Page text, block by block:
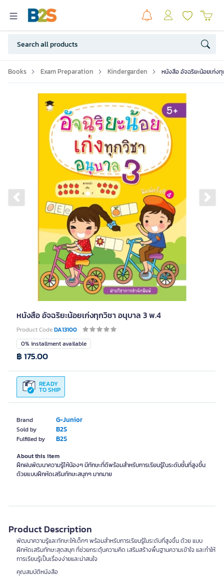
Books Exam Preparation Kindergarden หนังสือ อัจฉริยะน้อยเก่ง
Previous slide
หนังสือ อัจฉริยะน้อยเก่งทุกวิชา อนุบาล 3 พ.4
Product CodeDA13100
Brand G-Junior
Sold by B2S
Fulfilled by B2S
0% installment available
READY
TO SHIP
฿ 175.00
About this item
ฝึกฝนพัฒนาความรู้ให้น้องๆ มีทักษะที่ดีพร้อมสำหรับการเรียนรู้ในระดับชั้นที่สูงขึ้น
ด้วยแบบฝึกหัดเสริมทักษะสนุกๆ มากมาย
Product Description
พัฒนาความรู้และทักษะให้เด็กๆ พร้อมสำหรับการเรียนรู้ในระดับที่สูงขึ้น ด้วย แบบ
ฝึกหัดเสริมทักษะสุดสนุก ที่ช่วยกระตุ้นความคิด เสริมสร้างพื้นฐานความเข้าใจ และทำให้
การเรียนรู้เป็นเรื่องง่ายและน่าสนใจ
คุณสมบัติหนังสือ